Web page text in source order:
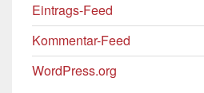
Eintrags-Feed
Kommentar-Feed
WordPress.org